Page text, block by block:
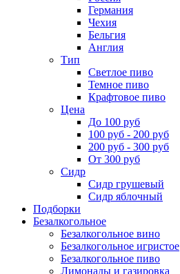
Германия
Чехия
Бельгия
Англия
Тип
Светлое пиво
Темное пиво
Крафтовое пиво
Цена
До 100 руб
100 руб - 200 руб
200 руб - 300 руб
От 300 руб
Сидр
Сидр грушевый
Сидр яблочный
Подборки
Безалкогольное
Безалкогольное вино
Безалкогольное игристое
Безалкогольное пиво
Лимонады и газировка